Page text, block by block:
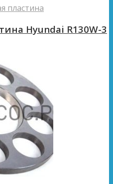
пластина
Hyundai R130W-3